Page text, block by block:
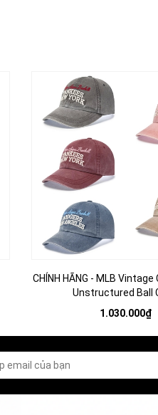
CHÍNH HÃNG - MLB Vintage
Unstructured Ball
Beige/Navy/Charcoal/
trai, nón kết màu be/
1.030.000₫